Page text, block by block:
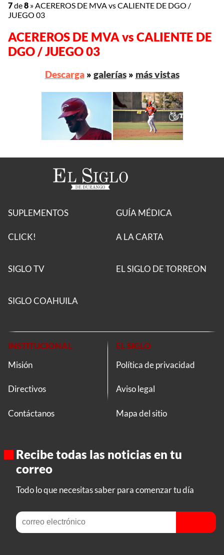
7de8 »ACEREROS DE MVA vs CALIENTE DE DGO /
JUEGO 03
ACEREROS DE MVA vs CALIENTE DE
DGO / JUEGO 03
Descarga» galerías» más vistas
SUPLEMENTOS
CLICK!
GUÍA MÉDICA
A LA CARTA
SIGLO TV EL SIGLO DE TORREON
SIGLO COAHUILA
INSTITUCIONAL
Misión
Directivos
Contáctanos
EL SIGLO
Política de privacidad
Aviso legal
Mapa del sitio
Recibe todas las noticias en tu
correo
Todo lo que necesitas saber para comenzar tu día